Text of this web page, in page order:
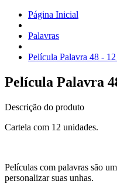
Página Inicial
Palavras
Película Palavra 48 -
Película Palavra
Descrição do produto
Cartela com 12 unidades.
Películas com palavras são
personalizar suas unhas.